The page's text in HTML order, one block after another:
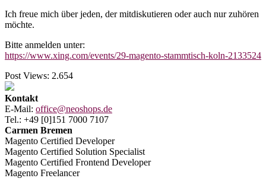
Ich freue mich über jeden, der mitdiskutieren oder auch nur zuhören
möchte.
Bitte anmelden unter:
https://www.xing.com/events/29-magento-stammtisch-koln-2133524
Post Views: 2.654
Kontakt
E-Mail: office@neoshops.de
Tel.: +49 [0]151 7000 7107
Carmen Bremen
Magento Certified Developer
Magento Certified Solution Specialist
Magento Certified Frontend Developer
Magento Freelancer